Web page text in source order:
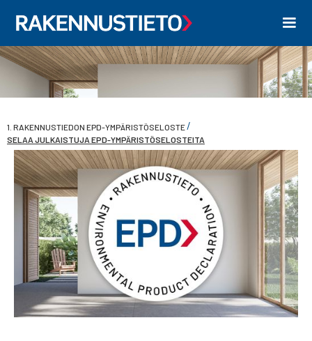
1. RAKENNUSTIEDON EPD-YMPÄRISTÖSELOSTE/
SELAA JULKAISTUJA EPD-YMPÄRISTÖSELOSTEITA